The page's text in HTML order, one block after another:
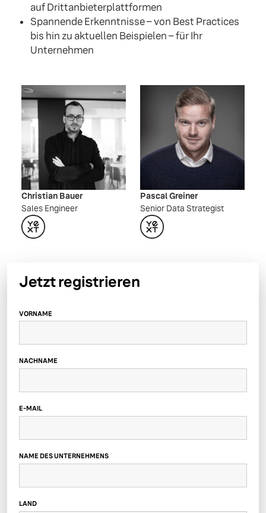
auf Drittanbieterplattformen
Spannende Erkenntnisse – von Best Practices
bis hin zu aktuellen Beispielen – für Ihr
Unternehmen
Christian Bauer
Sales Engineer
Pascal Greiner
Senior Data Strategist
Jetzt registrieren
VORNAME
NACHNAME
E-MAIL
NAME DES UNTERNEHMENS
LAND